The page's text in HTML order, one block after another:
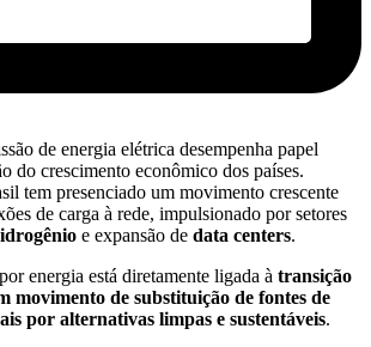
de energia elétrica desempenha papel
do crescimento econômico dos países.
tem presenciado um movimento crescente
de carga à rede, impulsionado por setores
e expansão de data centers.
energia está diretamente ligada à transição
movimento de substituição de fontes de
por alternativas limpas e sustentáveis.